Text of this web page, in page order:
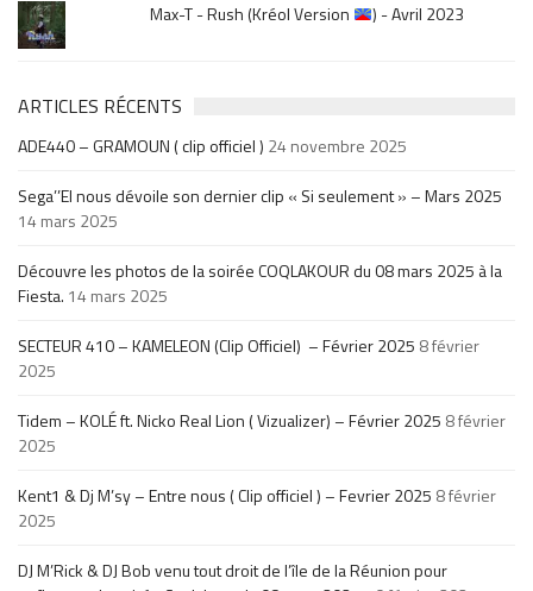
Max-T - Rush (Kréol Version
) - Avril 2023
ARTICLES RÉCENTS
ADE440 – GRAMOUN ( clip officiel ) 24 novembre 2025
Sega’’El nous dévoile son dernier clip « Si seulement » – Mars 2025
14 mars 2025
Découvre les photos de la soirée COQLAKOUR du 08 mars 2025 à la
Fiesta. 14 mars 2025
SECTEUR 410 – KAMELEON (Clip Officiel) – Février 2025 8 février
2025
Tidem – KOLÉ ft. Nicko Real Lion ( Vizualizer) – Février 2025 8 février
2025
Kent1 & Dj M’sy – Entre nous ( Clip officiel ) – Fevrier 2025 8 février
2025
DJ M’Rick & DJ Bob venu tout droit de l’île de la Réunion pour